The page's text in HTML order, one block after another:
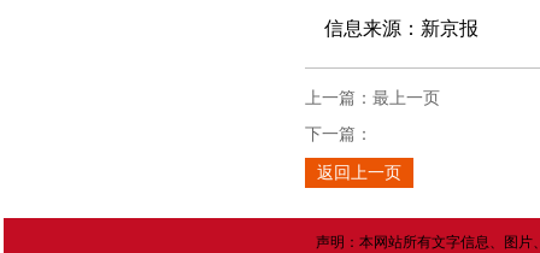
信息来源：新京报
上一篇： 最上一页
下一篇：
返回上一页
声明：本网站所有文字信息、图